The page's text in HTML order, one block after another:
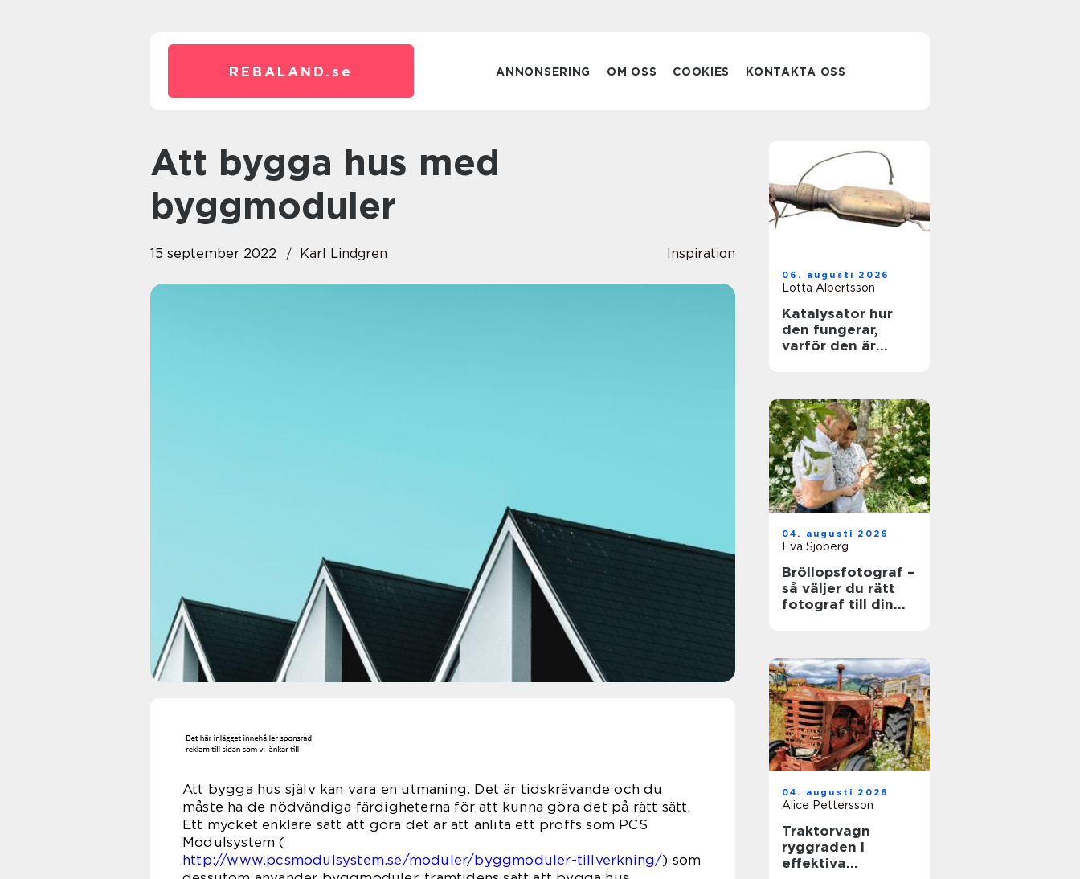
REBALAND. se ANNONSERING OM OSS COOKIES KONTAKTA OSS
Att bygga hus med
byggmoduler
15 september 2022 Karl Lindgren Inspiration
Att bygga hus själv kan vara en utmaning. Det är tidskrävande och du
måste ha de nödvändiga färdigheterna för att kunna göra det på rätt sätt.
Ett mycket enklare sätt att göra det är att anlita ett proffs som PCS
Modulsystem (
http://www.pcsmodulsystem.se/moduler/byggmoduler-tillverkning/) som
06. augusti 2026
Lotta Albertsson
Katalysator hur
den fungerar,
varför den är
04. augusti 2026
Eva Sjöberg
Bröllopsfotograf –
så väljer du rätt
fotograf till din
04. augusti 2026
Alice Pettersson
Traktorvagn
ryggraden i
effektiva